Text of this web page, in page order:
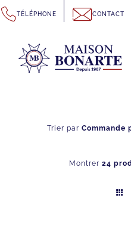
Passer
au
contenu
TÉLÉPHONE CONTACT
Trier par Commande
Montrer 24